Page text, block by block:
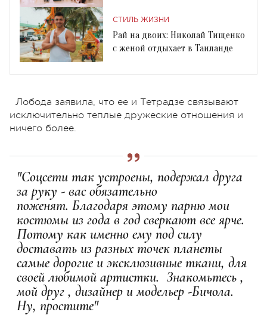
СТИЛЬ ЖИЗНИ
Рай на двоих: Николай Тищенко
с женой отдыхает в Таиланде
Лобода заявила, что ее и Тетрадзе связывают
исключительно теплые дружеские отношения и
ничего более.
"Соцсети так устроены, подержал друга
за руку - вас обязательно
поженят. Благодаря этому парню мои
костюмы из года в год сверкают все ярче.
Потому как именно ему под силу
доставать из разных точек планеты
самые дорогие и эксклюзивные ткани, для
своей любимой артистки. Знакомьтесь ,
мой друг , дизайнер и модельер -Бичола.
Ну, простите"